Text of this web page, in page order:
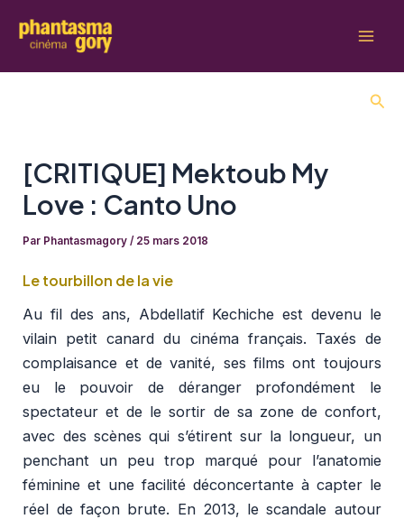
[CRITIQUE] Mektoub My
Love : Canto Uno
Par Phantasmagory/ 25 mars 2018
Le tourbillon de la vie
Au fil des ans, Abdellatif Kechiche est devenu le
vilain petit canard du cinéma français. Taxés de
complaisance et de vanité, ses films ont toujours
eu le pouvoir de déranger profondément le
spectateur et de le sortir de sa zone de confort,
avec des scènes qui s’étirent sur la longueur, un
penchant un peu trop marqué pour l’anatomie
féminine et une facilité déconcertante à capter le
réel de façon brute. En 2013, le scandale autour